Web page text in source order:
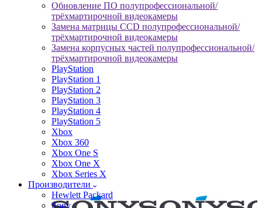
Обновление ПО полупрофессиональной/
трёхмартирочной видеокамеры
Замена матрицы CCD полупрофессиональной/
трёхмартирочной видеокамеры
Замена корпусных частей полупрофессиональной/
трёхмартирочной видеокамеры
PlayStation
PlayStation 1
PlayStation 2
PlayStation 3
PlayStation 4
PlayStation 5
Xbox
Xbox 360
Xbox One S
Xbox One X
Xbox Series X
Производители
Hewlett Packard
Sony